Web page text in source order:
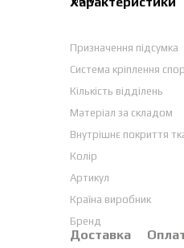
Призначення підсумка
Система кріплення
Кількість відділень
Матеріал за складом
Внутрішнє покриття
Колір
Артикул
Країна виробник
Бренд
Доставка